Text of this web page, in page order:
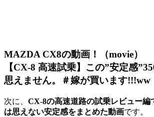
MAZDA CX8の動画！（movie）
【CX-8 高速試乗】この”安定感
思えません。＃嫁が買います!!!ww
次に、 CX-8の高速道路の試乗レビュー編
は思えない安定感をまとめた動画です。